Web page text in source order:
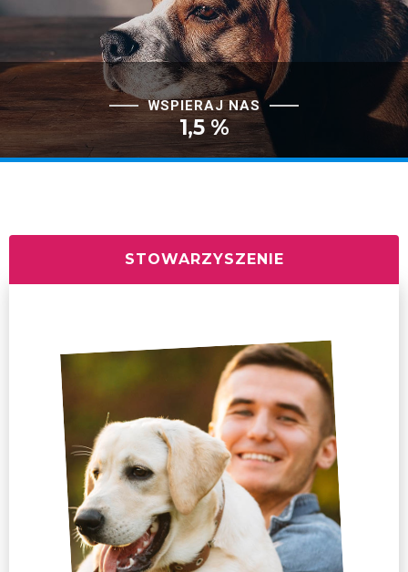
WSPIERAJ NAS
1,5 %
STOWARZYSZENIE